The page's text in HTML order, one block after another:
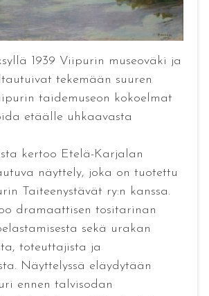
1939 Viipurin museoväki ja
tekemään suuren
taidemuseon kokoelmat
etäälle uhkaavasta
kertoo Etelä-Karjalan
näyttely, joka on tuotettu
Taiteenystävät ry:n kanssa.
dramaattisen tositarinan
sekä urakan
toteuttajista ja
Näyttelyssä eläydytään
ennen talvisodan